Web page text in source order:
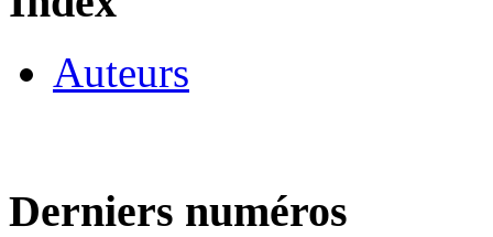
Auteurs
Derniers numéros